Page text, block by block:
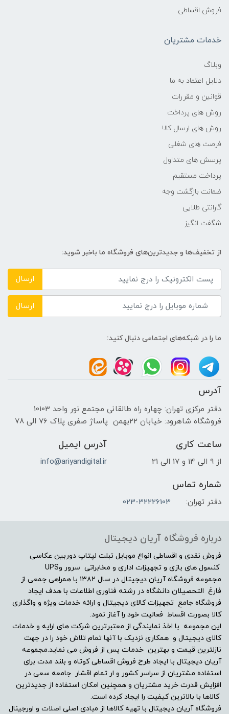
حافظه دستگاه
---
نوع حافظه داخلی
HDD + SSD
سازنده پردازنده گرافیکی
NVIDIA
اندازه صفحه نمایش
15.6"
نوع صفحه نمایش
Full HD (1920×1080)
دقت صفحه نمایش
-
فروش اقساطی
خدمات مشتریان
وبلاگ
دلایل اعتماد به ما
قوانین و مقررات
روش های پرداخت
روش های ارسال کالا
فرصت های شغلی
پرسش های متداول
پرداخت مستقیم
ضمانت بازگشت وجه
گارانتی طلایی
شگفت انگیز
از تخفیف‌ها و جدیدترین‌های فروشگاه ما باخبر شوید:
ارسال
ارسال
ما را در شبکه‌های اجتماعی دنبال کنید:
آدرس
دفتر مرکزی تهران: چهاره راه طالقانی مجتمع نور واحد 10103
فروشگاه شاهرود: خیابان 22بهمن پاساژ صفری پلاک 76 الی 78
ساعت کاری
از 9 الی 14 و 17 الی 21
آدرس ایمیل
info@ariyandigital.ir
شماره تماس
دفتر تهران: 023-32226103
درباره فروشگاه آریان دیجیتال
فروش نقدی و اقساطی انواع موبایل تبلت لپتاپ دوربین عکاسی
کنسول های بازی و تجهیزات اداری و مخابراتی سرور وUPS
مجموعه فروشگاه آریان دیجیتال در سال ۱۳۸۲ با همراهی جمعی از
فارغ التحصیلان دانشگاه در رشته فناوری اطلاعات با هدف ایجاد
فروشگاه جامع تجهیزات کالای دیجیتال و ارائه خدمات ویژه و واگذاری
کالا بصورت اقساط فعالیت خود را آغاز نمود.
این مجموعه با اخذ نمایندگی از معتبرترین شرکت های ارایه و خدمات
کالای دیجیتال و همکاری نزدیک با آنها تمام تلاش خود را در جهت
نازلترین قیمت و بهترین خدمات پس از فروش می نماید.مجموعه
آریان دیجیتال با ایجاد طرح فروش اقساطی کوتاه و بلند مدت برای
استفاده مشتریان از سراسر کشور و ار تمام اقشار جامعه سعی در
افزایش قدرت خرید مشتریان و همچنین امکان استفاده از جدیدترین
کالاها با بالاترین کیفیت را ایجاد کرده است.
فروشگاه آریان دیجیتال با تهیه کالاها از مبادی اصلی اصلات و اورجینال